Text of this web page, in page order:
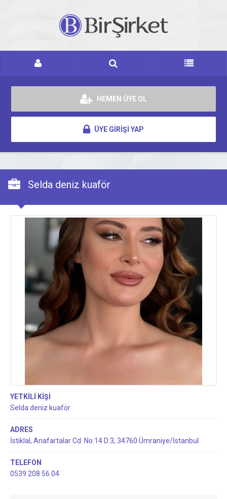
HEMEN ÜYE OL
ÜYE GİRİŞİ YAP
Selda deniz kuaför
YETKİLİ KİŞİ
Selda deniz kuaför
ADRES
İstiklal, Anafartalar Cd. No:14 D:3, 34760 Ümraniye/İstanbul
TELEFON
0539 208 56 04